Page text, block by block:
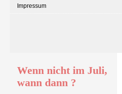
Impressum
Wenn nicht im Juli,
wann dann ?